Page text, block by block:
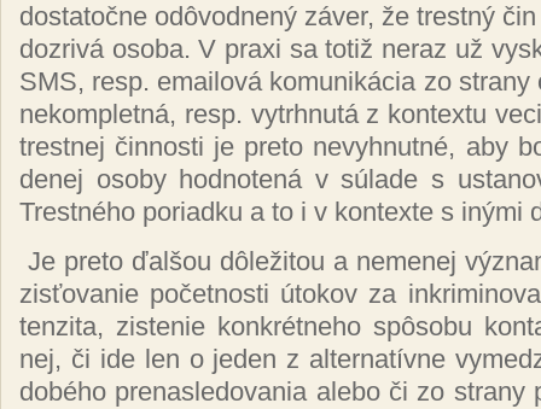
dos­ta­toč­ne od­ôvod­ne­ný zá­ver, že trest­ný
doz­ri­vá oso­ba. V praxi sa to­tiž ne­raz už
SMS, resp. emai­lo­vá ko­mu­ni­ká­cia zo
ne­kom­plet­ná, resp. vy­tr­hnu­tá z kon­textu
tres­tnej čin­nos­ti je pre­to ne­vyh­nut­né, aby
de­nej oso­by hod­no­te­ná v sú­la­de s
Tres­tné­ho po­riad­ku a to i v kon­texte s iný­mi
Je pre­to ďal­šou dô­le­ži­tou a ne­me­nej
zis­ťo­va­nie po­čet­nos­ti úto­kov za
ten­zi­ta, zis­te­nie kon­krét­ne­ho spô­so­bu
nej, či ide len o je­den z al­ter­na­tív­ne
do­bé­ho pre­nas­le­do­va­nia ale­bo či zo